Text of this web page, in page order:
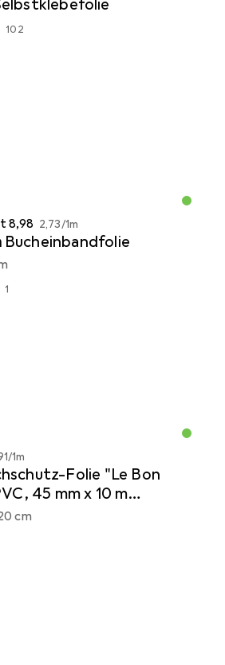
102
EUR
8,98 EUR
2,73/1m
Bucheinbandfolie
1
/1m
Folie "Le Bon
45 mm x 10 m
zum Schutz von
cm